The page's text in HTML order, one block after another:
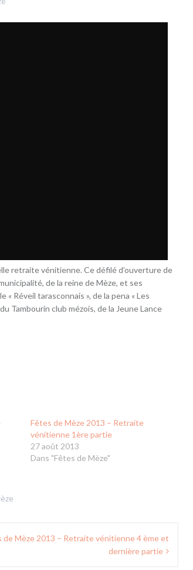
retraite vénitienne. Ce défilé d’ouverture de
de la reine de Mèze, et ses
« Réveil tarasconnais », de la pena « Les
Tambourin club mézois, de la Jeune Lance
Fêtes de Mèze 2013 – Retraite
vénitienne 1ère partie
27 août 2013
Dans "Fêtes de Mèze"
de Mèze 2013 – Retraite vénitienne 4 ème et
dernière partie